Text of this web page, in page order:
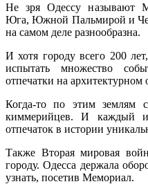
Не зря Одессу называют
Юга, Южной Пальмирой и
на самом деле разнообразна.
И хотя городу всего 200
испытать множество
отпечатки на архитектурном
Когда-то по этим землям
киммерийцев. И каждый
отпечаток в истории
Также Вторая мировая
городу. Одесса держала
узнать, посетив Мемориал.